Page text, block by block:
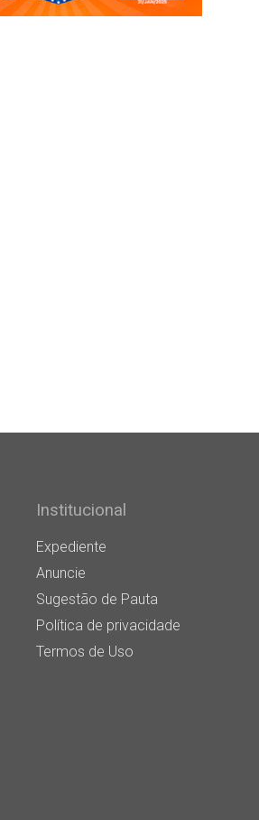
Institucional
Expediente
Anuncie
Sugestão de Pauta
Política de privacidade
Termos de Uso